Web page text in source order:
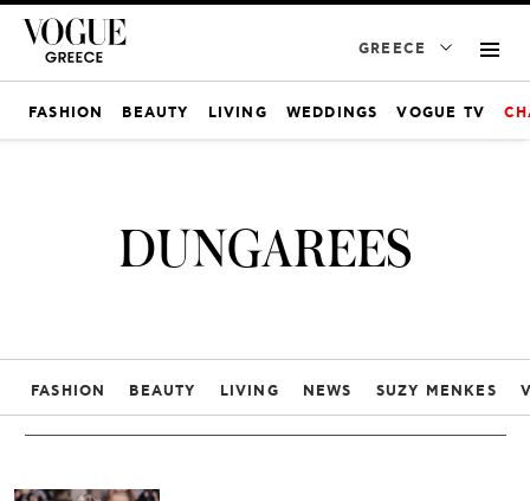
GREECE
FASHION BEAUTY LIVING WEDDINGS VOGUE TV
DUNGAREES
FASHION BEAUTY LIVING NEWS SUZY MENKES